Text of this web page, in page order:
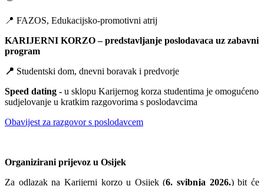
📍 FAZOS, Edukacijsko-promotivni atrij
KARIJERNI KORZO – predstavljanje poslodavaca uz zabavni
program
📍 Studentski dom, dnevni boravak i predvorje
Speed dating - u sklopu Karijernog korza studentima je omogućeno
sudjelovanje u kratkim razgovorima s poslodavcima
Obavijest za razgovor s poslodavcem
Organizirani prijevoz u Osijek
Za odlazak na Karijerni korzo u Osijek (6. svibnja 2026.) bit će